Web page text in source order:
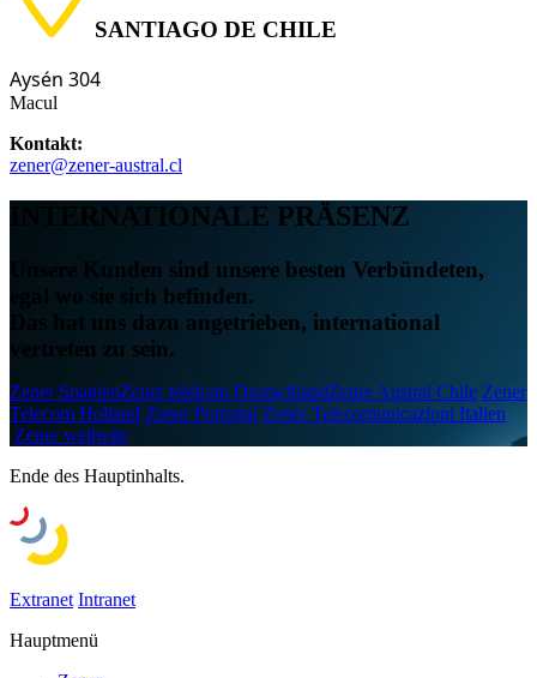
SANTIAGO DE CHILE
Aysén 304
Macul
Kontakt:
zener@zener-austral.cl
INTERNATIONALE PRÄSENZ
Unsere Kunden sind unsere besten Verbündeten,
egal wo sie sich befinden.
Das hat uns dazu angetrieben, international
vertreten zu sein.
Zener SpanienZener telekom DeutschlandZener Austral Chile Zener
Telecom Holland Zener Portugal Zener Telecomunicazioni Italien
Zener weltwite
Ende des Hauptinhalts.
Extranet Intranet
Hauptmenü